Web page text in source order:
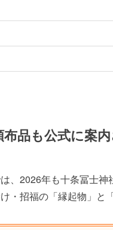
品も公式に案
、2026年も十条冨士
・招福の「縁起物」と